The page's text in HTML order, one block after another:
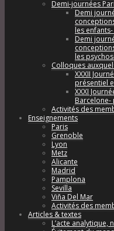
Demi-journées
Demi
les
Demi
les
Colloques
XXXII
présentiel
XXXI
Barcelone-
Activités des
Enseignements
Paris
Grenoble
Lyon
Metz
Alicante
Madrid
Pamplona
Sevilla
Viña Del Mar
Activités des
Articles & textes
L’acte analytique,